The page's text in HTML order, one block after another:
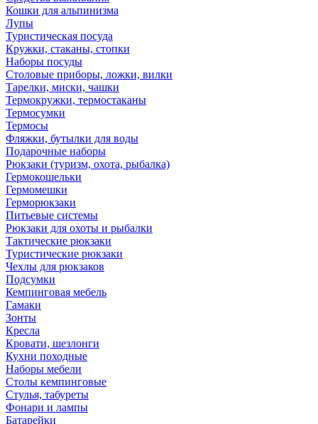
Кошки для альпинизма
Лупы
Туристическая посуда
Кружки, стаканы, стопки
Наборы посуды
Столовые приборы, ложки, вилки
Тарелки, миски, чашки
Термокружки, термостаканы
Термосумки
Термосы
Фляжки, бутылки для воды
Подарочные наборы
Рюкзаки (туризм, охота, рыбалка)
Гермокошельки
Гермомешки
Герморюкзаки
Питьевые системы
Рюкзаки для охоты и рыбалки
Тактические рюкзаки
Туристические рюкзаки
Чехлы для рюкзаков
Подсумки
Кемпинговая мебель
Гамаки
Зонты
Кресла
Кровати, шезлонги
Кухни походные
Наборы мебели
Столы кемпинговые
Стулья, табуреты
Фонари и лампы
Батарейки